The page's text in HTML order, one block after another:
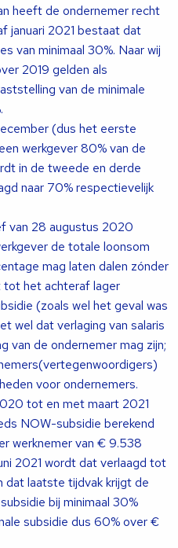
heeft de ondernemer recht
januari 2021 bestaat dat
van minimaal 30%. Naar wij
2019 gelden als
van de minimale
(dus het eerste
werkgever 80% van de
in de tweede en derde
naar 70% respectievelijk
van 28 augustus 2020
de totale loonsom
mag laten dalen zónder
tot het achteraf lager
(zoals wel het geval was
wel dat verlaging van salaris
van de ondernemer mag zijn;
voor ondernemers.
tot en met maart 2021
NOW-subsidie berekend
werknemer van € 9.538
2021 wordt dat verlaagd tot
dat laatste tijdvak krijgt de
bij minimaal 30%
subsidie dus 60% over €